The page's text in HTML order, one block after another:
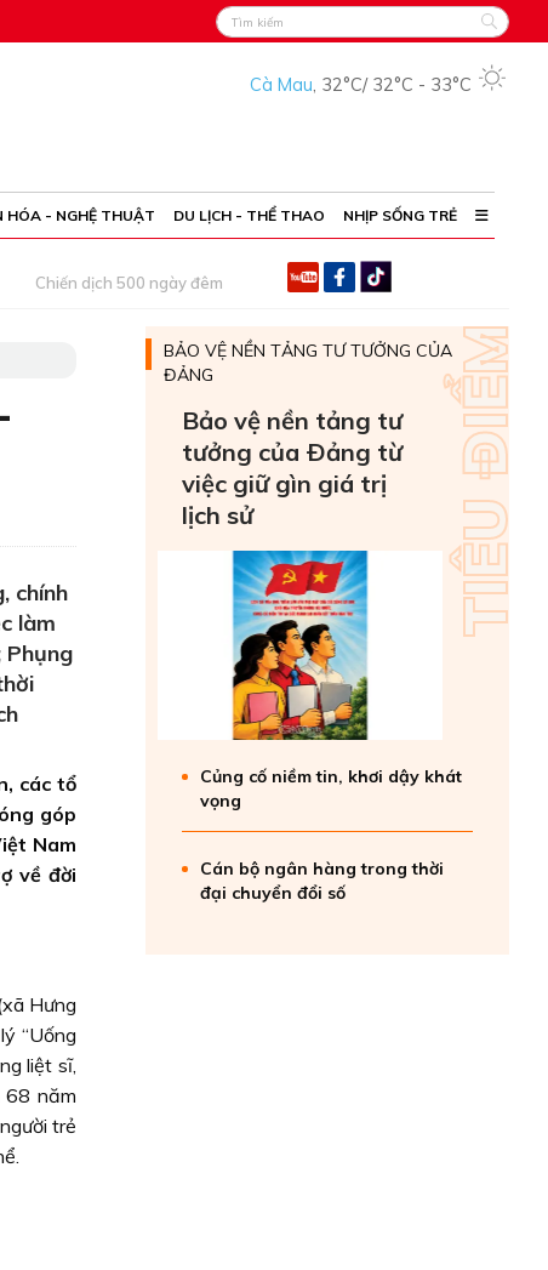
Cà Mau, 32°C/ 32°C - 33°C
HÓA - NGHỆ THUẬT DU LỊCH - THỂ THAO NHỊP SỐNG TRẺ
Chiến dịch 500 ngày đêm
chính
làm
Phụng
các tổ
góp
Nam
về đời
Hưng
“Uống
liệt sĩ,
68 năm
trẻ
BẢO VỆ NỀN TẢNG TƯ TƯỞNG CỦA
ĐẢNG
Bảo vệ nền tảng tư
tưởng của Ðảng từ
việc giữ gìn giá trị
lịch sử
Củng cố niềm tin, khơi dậy khát
vọng
Cán bộ ngân hàng trong thời
đại chuyển đổi số